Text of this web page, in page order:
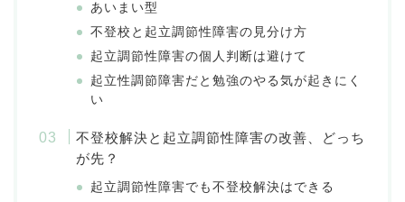
あいまい型
不登校と起立調節性障害の見分け方
起立調節性障害の個人判断は避けて
起立性調節障害だと勉強のやる気が起きにく
い
不登校解決と起立調節性障害の改善、どっち
が先？
起立調節性障害でも不登校解決はできる